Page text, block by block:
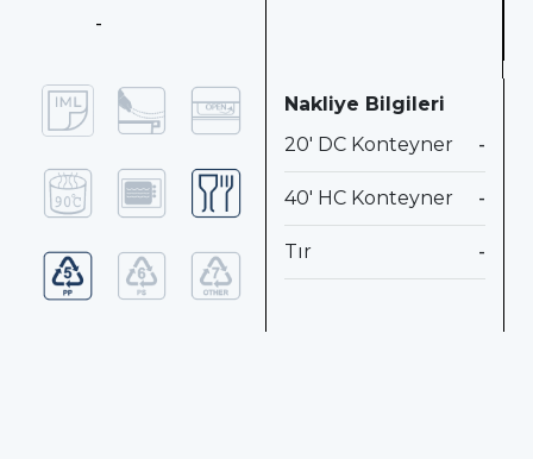
-
Nakliye Bilgileri
20' DC Konteyner
-
40' HC Konteyner -
Tır -